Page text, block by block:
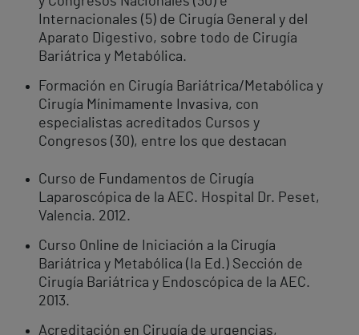
Internacionales (5) de Cirugía General y del
Aparato Digestivo, sobre todo de Cirugía
Bariátrica y Metabólica.
Formación en Cirugía Bariátrica/Metabólica y
Cirugía Mínimamente Invasiva, con
especialistas acreditados Cursos y
Congresos (30), entre los que destacan
Curso de Fundamentos de Cirugía
Laparoscópica de la AEC. Hospital Dr. Peset,
Valencia. 2012.
Curso Online de Iniciación a la Cirugía
Bariátrica y Metabólica (Ia Ed.) Sección de
Cirugía Bariátrica y Endoscópica de la AEC.
2013.
Acreditación en Cirugía de urgencias,